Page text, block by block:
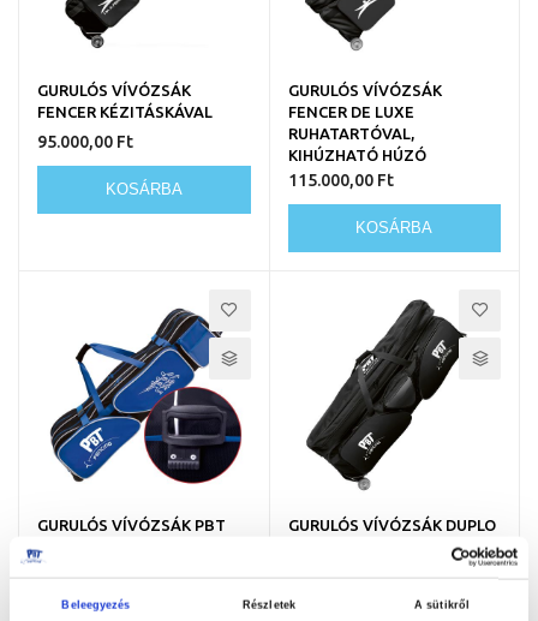
Beleegyezés Részletek A sütikről
GURULÓS VÍVÓZSÁK
FENCER KÉZITÁSKÁVAL
95.000,00 Ft
KOSÁRBA
GURULÓS VÍVÓZSÁK
FENCER DE LUXE
RUHATARTÓVAL,
KIHÚZHATÓ HÚZÓ
115.000,00 Ft
KOSÁRBA
GURULÓS VÍVÓZSÁK PBT
AIR
74.000,00 Ft
GURULÓS VÍVÓZSÁK DUPLO
DE LUXE RUHATARTÓVAL
109.000,00 Ft